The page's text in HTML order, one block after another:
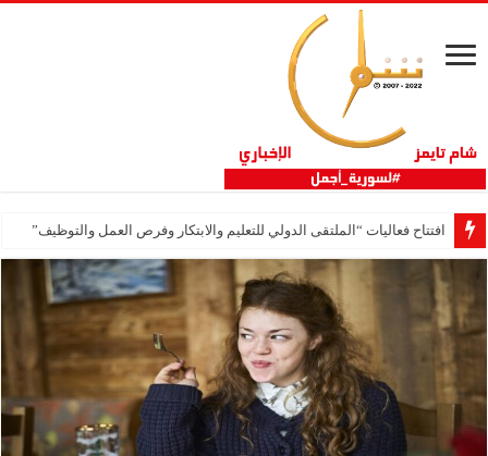
افتتاح فعاليات “الملتقى الدولي للتعليم والابتكار وفرص العمل والتوظيف”